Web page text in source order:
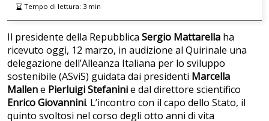
Tempo di lettura: 3min
Il presidente della Repubblica Sergio Mattarella ha
ricevuto oggi, 12 marzo, in audizione al Quirinale una
delegazione dell’Alleanza Italiana per lo sviluppo
sostenibile (ASviS) guidata dai presidenti Marcella
Mallene Pierluigi Stefaninie dal direttore scientifico
EnricoGiovannini. L’incontro con il capo dello Stato, il
quinto svoltosi nel corso degli otto anni di vita